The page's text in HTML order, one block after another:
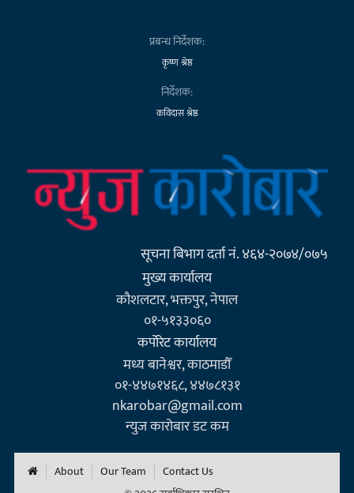
प्रबन्ध निर्देशक:
कृष्ण श्रेष्ठ
निर्देशक:
कविदास श्रेष्ठ
सूचना बिभाग दर्ता नं. ४६४-२०७४/०७५
मुख्य कार्यालय
कौशलटार, भक्तपुर, नेपाल
०१-५१३३०६०
कर्पाेरेट कार्यालय
मध्य बानेश्वर, काठमाडौँ
०१-४४७१४६८, ४४७८१३१
nkarobar@gmail.com
न्युज कारोबार डट कम
About Our Team
Contact Us